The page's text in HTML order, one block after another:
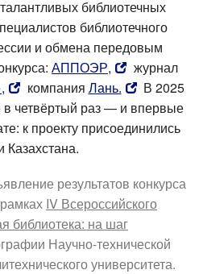
библиотечных
библиотечного
и обмена передовым
АППОЭР,
журнал
компания Лань.
В 2025
в четвёртый раз — и впервые
к проекту присоединились
Казахстана.
результатов конкурса
IV Всероссийского
библиотека: на шаг
Научно-технической
университета.